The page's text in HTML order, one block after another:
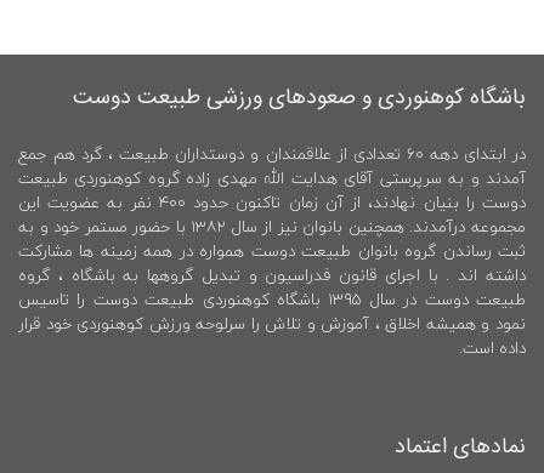
باشگاه کوهنوردی و صعودهای ورزشی طبیعت دوست
در ابتدای دهه ۶۰ تعدادی از علاقمندان و دوستداران طبیعت ، گرد هم جمع
آمدند و به سرپرستی آقای هدایت الله مهدی زاده گروه کوهنوردی طبیعت
دوست را بنیان نهادند، از آن زمان تاکنون حدود ۴۰۰ نفر به عضویت این
مجموعه درآمدند. همچنین بانوان نیز از سال ۱۳۸۲ با حضور مستمر خود و به
ثبت رساندن گروه بانوان طبیعت دوست همواره در همه زمینه ها مشارکت
داشته اند . با اجرای قانون فدراسیون و تبدیل گروهها به باشگاه ، گروه
طبیعت دوست در سال ۱۳۹۵ باشگاه کوهنوردی طبیعت دوست را تاسیس
نمود و همیشه اخلاق ، آموزش و تلاش را سرلوحه ورزش کوهنوردی خود قرار
داده است.
نمادهای اعتماد